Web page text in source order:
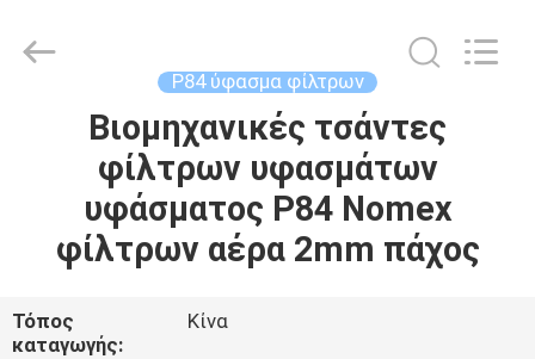
ΠΡΟΪΌΝΤΑ
ΠΕΡΊΠΟΥ
ΕΜΕΊΣ
Technology
P84 ύφασμα φίλτρων
Βιομηχανικές τσάντες
φίλτρων υφασμάτων
υφάσματος P84 Nomex
φίλτρων αέρα 2mm πάχος
Τόπος
καταγωγής:
Κίνα